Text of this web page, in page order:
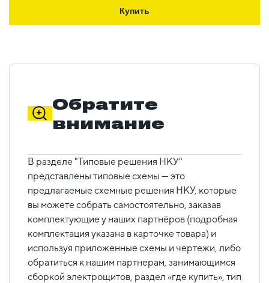
Купить
Обратите
внимание
В разделе "Типовые решения НКУ"
представлены типовые схемы — это
предлагаемые схемные решения НКУ, которые
вы можете собрать самостоятельно, заказав
комплектующие у наших партнёров (подробная
комплектация указана в карточке товара) и
используя приложенные схемы и чертежи, либо
обратиться к нашим партнерам, занимающимся
сборкой электрощитов, раздел «где купить», тип